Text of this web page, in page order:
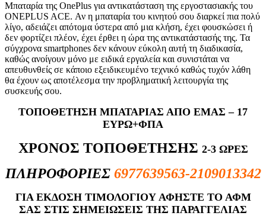
Μπαταρία της OnePlus για αντικατάσταση της εργοστασιακής του
ONEPLUS ACE. Αν η μπαταρία του κινητού σου διαρκεί πια πολύ
λίγο, αδειάζει απότομα ύστερα από μια κλήση, έχει φουσκώσει ή
δεν φορτίζει πλέον, έχει έρθει η ώρα της αντικατάστασής της. Τα
σύγχρονα smartphones δεν κάνουν εύκολη αυτή τη διαδικασία,
καθώς ανοίγουν μόνο με ειδικά εργαλεία και συνιστάται να
απευθυνθείς σε κάποιο εξειδικευμένο τεχνικό καθώς τυχόν λάθη
θα έχουν ως αποτέλεσμα την προβληματική λειτουργία της
συσκευής σου.
ΤΟΠΟΘΕΤΗΣΗ ΜΠΑΤΑΡΙΑΣ ΑΠΟ ΕΜΑΣ – 17
ΕΥΡΩ+ΦΠΑ
ΧΡΟΝΟΣ ΤΟΠΟΘΕΤΗΣΗΣ 2-3 ΩΡΕΣ
ΠΛΗΡΟΦΟΡΙΕΣ 6977639563-2109013342
ΓΙΑ ΕΚΔΟΣΗ ΤΙΜΟΛΟΓΙΟΥ ΑΦΗΣΤΕ ΤΟ ΑΦΜ
ΣΑΣ ΣΤΙΣ ΣΗΜΕΙΩΣΕΙΣ ΤΗΣ ΠΑΡΑΓΓΕΛΙΑΣ